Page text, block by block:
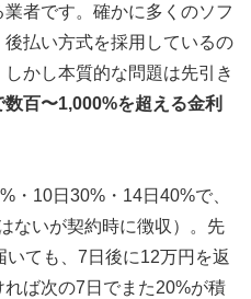
者です。確かに多くのソフ
後払い方式を採用しているの
かし本質的な問題は先引き
百〜1,000%を超える金利
・10日30%・14日40%で、
ないが契約時に徴収）。先
ても、7日後に12万円を返
ば次の7日でまた20%が積